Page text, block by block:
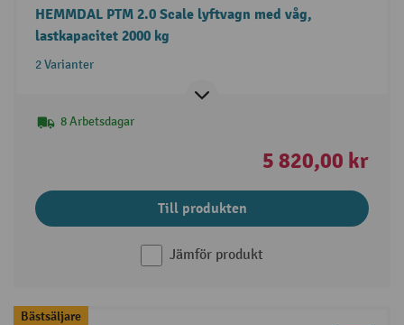
HEMMDAL PTM 2.0 Scale lyftvagn med våg,
lastkapacitet 2000 kg
2 Varianter
8 Arbetsdagar
5 820,00 kr
Till produkten
Jämför produkt
Bästsäljare